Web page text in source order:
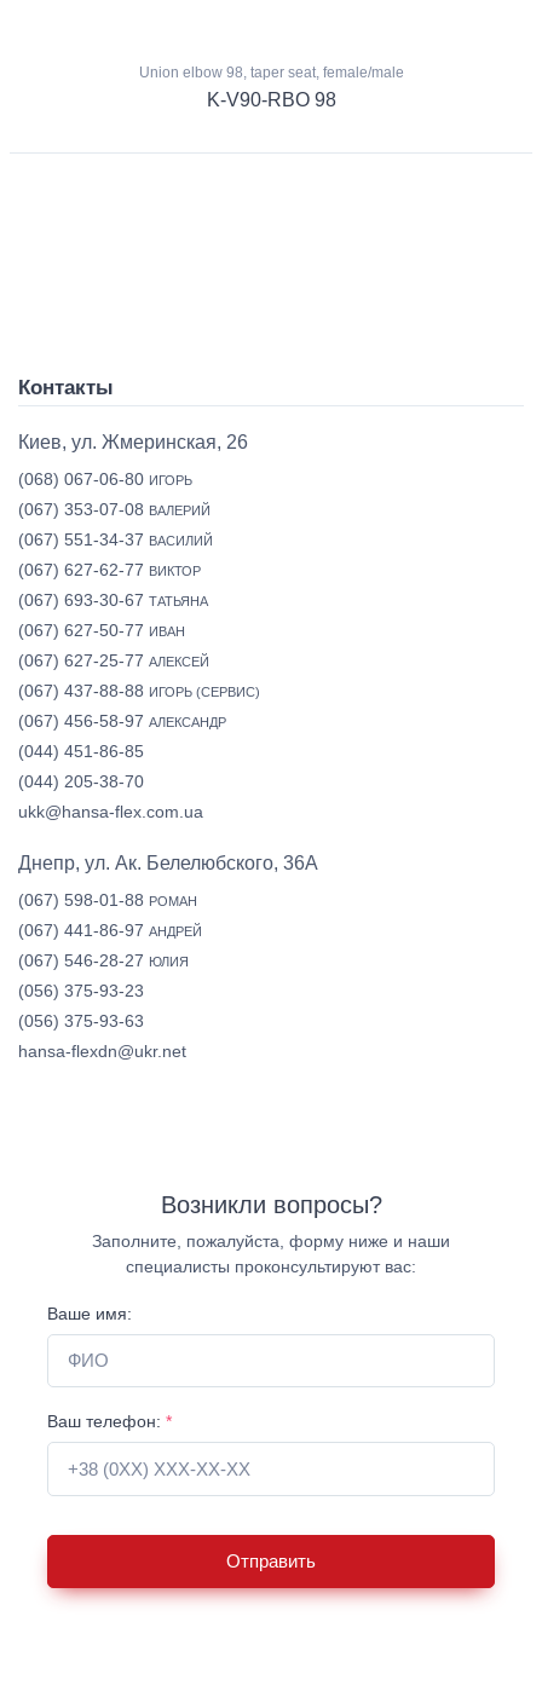
Union elbow 98, taper seat, female/male
K-V90-RBO 98
Контакты
Киев, ул. Жмеринская, 26
(068) 067-06-80 ИГОРЬ
(067) 353-07-08 ВАЛЕРИЙ
(067) 551-34-37 ВАСИЛИЙ
(067) 627-62-77 ВИКТОР
(067) 693-30-67 ТАТЬЯНА
(067) 627-50-77 ИВАН
(067) 627-25-77 АЛЕКСЕЙ
(067) 437-88-88 ИГОРЬ (СЕРВИС)
(067) 456-58-97 АЛЕКСАНДР
(044) 451-86-85
(044) 205-38-70
ukk@hansa-flex.com.ua
Днепр, ул. Ак. Белелюбского, 36А
(067) 598-01-88 РОМАН
(067) 441-86-97 АНДРЕЙ
(067) 546-28-27 ЮЛИЯ
(056) 375-93-23
(056) 375-93-63
hansa-flexdn@ukr.net
Возникли вопросы?
Заполните, пожалуйста, форму ниже и наши
специалисты проконсультируют вас:
Ваше имя:
Ваш телефон: *
Отправить